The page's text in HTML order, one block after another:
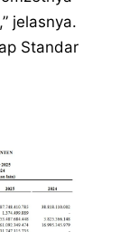
jelasnya.
Standar